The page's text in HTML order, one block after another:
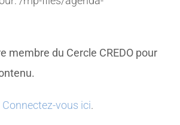
membre du Cercle CREDO pour
Connectez-vous ici.